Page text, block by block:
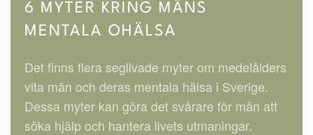
6 MYTER KRING MÄNS
MENTALA OHÄLSA
Det finns flera seglivade myter om medelålders
vita män och deras mentala hälsa i Sverige.
Dessa myter kan göra det svårare för män att
söka hjälp och hantera livets utmaningar.